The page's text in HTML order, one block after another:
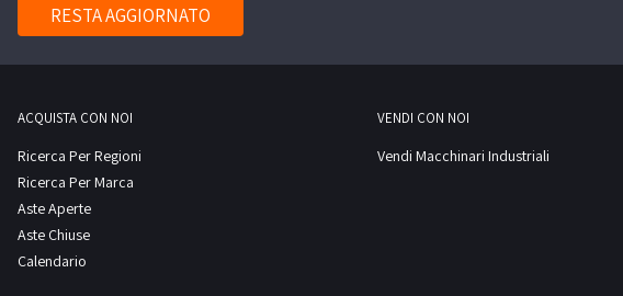
RESTA AGGIORNATO
ACQUISTA CON NOI
Ricerca Per Regioni
Ricerca Per Marca
Aste Aperte
Aste Chiuse
Calendario
VENDI CON NOI
Vendi Macchinari Industriali